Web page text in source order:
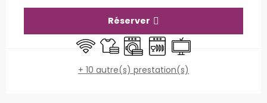
Réserver
WiFi Draps et linge
Lave lingeLave vaisselle
Télévision
+ 10 autre(s) prestation(s)